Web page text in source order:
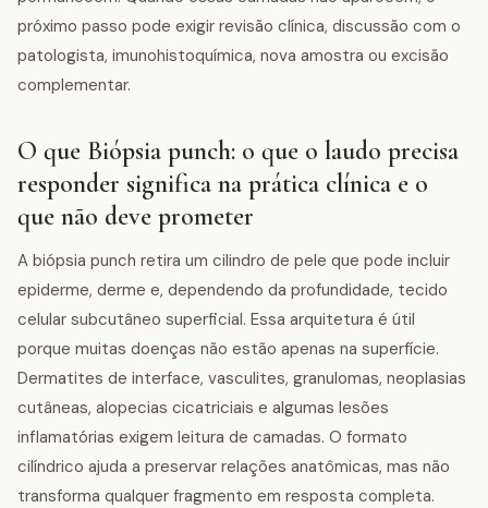
próximo passo pode exigir revisão clínica, discussão com o
patologista, imunohistoquímica, nova amostra ou excisão
complementar.
O que Biópsia punch: o que o laudo precisa
responder significa na prática clínica e o
que não deve prometer
A biópsia punch retira um cilindro de pele que pode incluir
epiderme, derme e, dependendo da profundidade, tecido
celular subcutâneo superficial. Essa arquitetura é útil
porque muitas doenças não estão apenas na superfície.
Dermatites de interface, vasculites, granulomas, neoplasias
cutâneas, alopecias cicatriciais e algumas lesões
inflamatórias exigem leitura de camadas. O formato
cilíndrico ajuda a preservar relações anatômicas, mas não
transforma qualquer fragmento em resposta completa.